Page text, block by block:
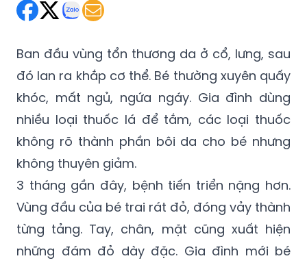
Thứ Sáu 25/10/2024 19:47
Ban đầu vùng tổn thương da ở cổ, lưng, sau
đó lan ra khắp cơ thể. Bé thường xuyên quấy
khóc, mất ngủ, ngứa ngáy. Gia đình dùng
nhiều loại thuốc lá để tắm, các loại thuốc
không rõ thành phần bôi da cho bé nhưng
không thuyên giảm.
3 tháng gần đây, bệnh tiến triển nặng hơn.
Vùng đầu của bé trai rát đỏ, đóng vảy thành